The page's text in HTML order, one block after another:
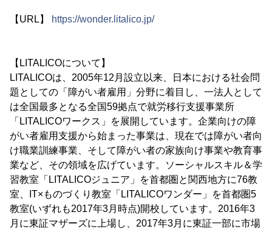
【URL】 https://wonder.litalico.jp/
【LITALICOについて】
LITALICOは、2005年12月設立以来、日本における社会問
題としての「障がい者雇用」分野に着目し、一法人として
は全国最多となる全国59拠点で就労移行支援事業所
「LITALICOワークス」を展開しています。企業向けの障
がい者雇用支援から始まった事業は、現在では障がい者向
け職業訓練事業、そして障がい者の家族向け事業や教育事
業など、その領域を広げています。ソーシャルスキル＆学
習教室「LITALICOジュニア」を首都圏と関西地方に76教
室、IT×ものづくり教室「LITALICOワンダー」を首都圏5
教室(いずれも2017年3月時点)開校しています。2016年3
月に東証マザーズに上場し、2017年3月に東証一部に市場